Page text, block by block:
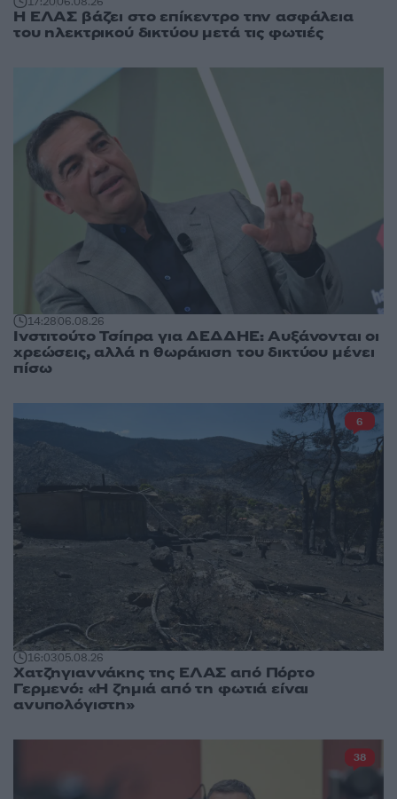
Η ΕΛΑΣ βάζει στο επίκεντρο την ασφάλεια
του ηλεκτρικού δικτύου μετά τις φωτιές
14:2806.08.26
Ινστιτούτο Τσίπρα για ΔΕΔΔΗΕ: Αυξάνονται οι
χρεώσεις, αλλά η θωράκιση του δικτύου μένει
πίσω
16:0305.08.26
Χατζηγιαννάκης της ΕΛΑΣ από Πόρτο
Γερμενό: «Η ζημιά από τη φωτιά είναι
ανυπολόγιστη»
6
38